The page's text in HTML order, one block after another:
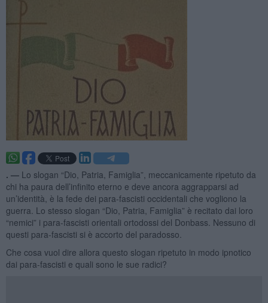
. — Lo slogan “Dio, Patria, Famiglia”, meccanicamente ripetuto da
chi ha paura dell’infinito eterno e deve ancora aggrapparsi ad
un’identità, è la fede dei para-fascisti occidentali che vogliono la
guerra. Lo stesso slogan “Dio, Patria, Famiglia” è recitato dai loro
“nemici” i para-fascisti orientali ortodossi del Donbass. Nessuno di
questi para-fascisti si è accorto del paradosso.
Che cosa vuol dire allora questo slogan ripetuto in modo ipnotico
dai para-fascisti e quali sono le sue radici?